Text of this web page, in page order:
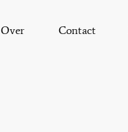
Over Contact